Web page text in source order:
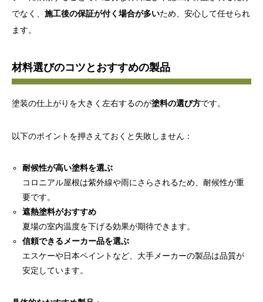
でなく、 施工後の保証が付く場合が多いため、安心して任せられ
ます。
材料選びのコツとおすすめの製品
塗装の仕上がりを大きく左右するのが塗料の選び方です。
以下のポイントを押さえておくと失敗しません：
耐候性が高い塗料を選ぶ
コロニアル屋根は紫外線や雨にさらされるため、耐候性が重
要です。
遮熱塗料がおすすめ
夏場の室内温度を下げる効果が期待できます。
信頼できるメーカー品を選ぶ
エスケーや日本ペイントなど、大手メーカーの製品は品質が
安定しています。